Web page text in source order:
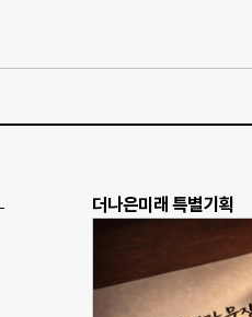
더나은미래 특별기획